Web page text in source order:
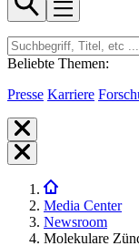
Beliebte Themen:
Presse Karriere
Media Center
Newsroom
Molekulare